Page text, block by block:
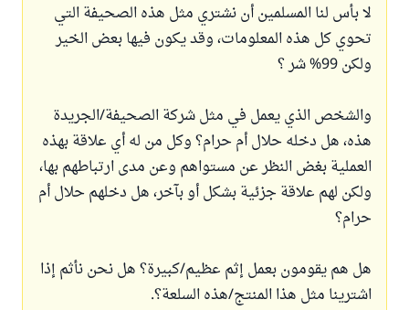
لا بأس لنا المسلمين أن نشتري مثل هذه الصحيفة التي
تحوي كل هذه المعلومات، وقد يكون فيها بعض الخير
ولكن 99% شر ؟
والشخص الذي يعمل في مثل شركة الصحيفة/الجريدة
هذه، هل دخله حلال أم حرام؟ وكل من له أي علاقة بهذه
العملية بغض النظر عن مستواهم وعن مدى ارتباطهم بها،
ولكن لهم علاقة جزئية بشكل أو بآخر، هل دخلهم حلال أم
حرام؟
هل هم يقومون بعمل إثم عظيم/كبيرة؟ هل نحن نأثم إذا
اشترينا مثل هذا المنتج/هذه السلعة؟.